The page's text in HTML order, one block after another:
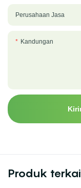
Perusahaan Jasa
Kandungan
Produk